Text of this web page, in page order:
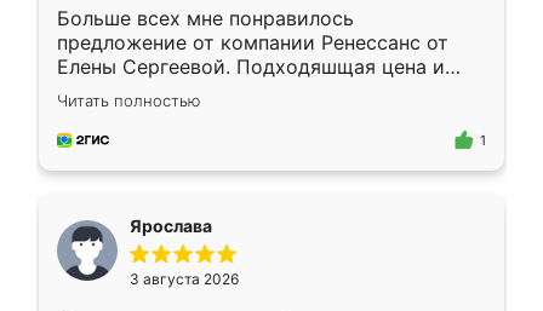
Больше всех мне понравилось
предложение от компании Ренессанс от
Елены Сергеевой. Подходяшщая цена и
короткие сроки изготовления. Приехавший
для замера сотрудник Владислав
предложил по моему эскизу самый
Читать полностью
1
Ярослава
3 августа 2026